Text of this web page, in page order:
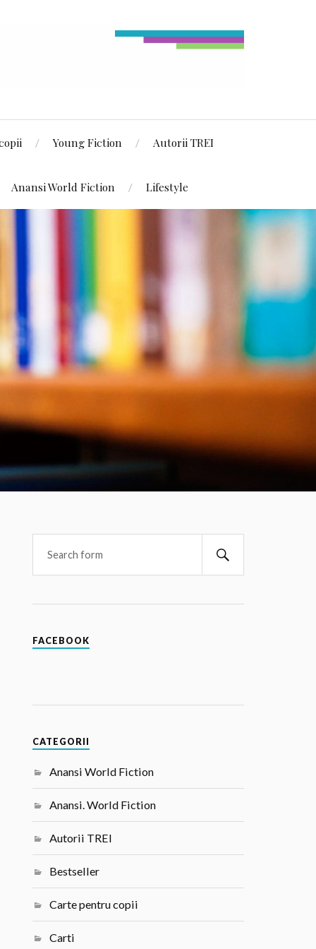
Young Fiction Autorii TREI
Anansi World Fiction Lifestyle
FACEBOOK
CATEGORII
Anansi World Fiction
Anansi. World Fiction
Autorii TREI
Bestseller
Carte pentru copii
Carti